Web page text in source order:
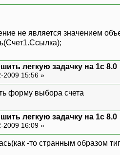
не является значением
легкую задачку на 1с 8.0
2009 15:56 »
форму выбора счета
легкую задачку на 1с 8.0
2009 16:09 »
-то странным образом